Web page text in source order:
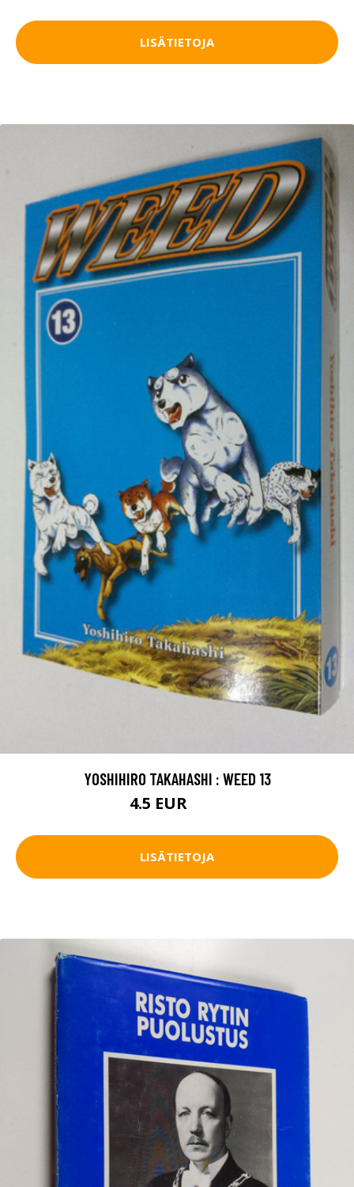
LISÄTIETOJA
YOSHIHIRO TAKAHASHI : WEED 13
4.5 EUR
LISÄTIETOJA